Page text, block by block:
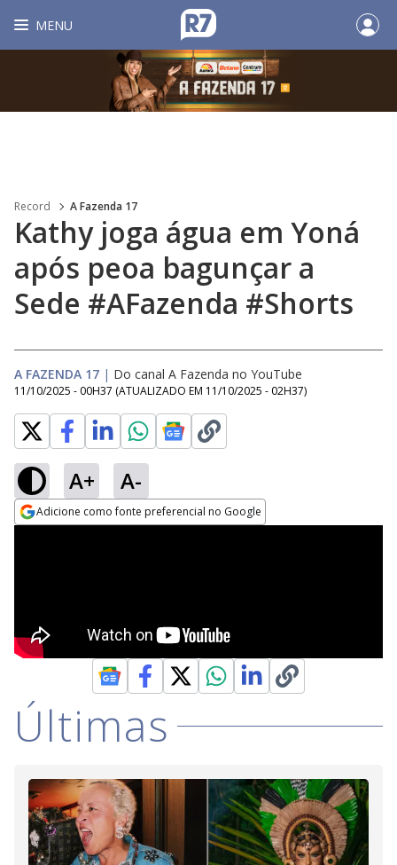
MENU
Record A Fazenda 17
Kathy joga água em Yoná
após peoa bagunçar a
Sede #AFazenda #Shorts
A FAZENDA 17 | Do canal A Fazenda no YouTube
11/10/2025 - 00H37 (ATUALIZADO EM 11/10/2025 - 02H37)
A+ A-
Adicione como fonte preferencial no Google
Últimas